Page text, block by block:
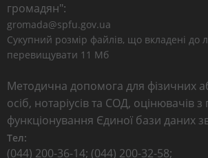
громадян":
gromada@spfu.gov.ua
Сукупний розмір файлів, що вкладені до
перевищувати 11 Мб
Методична допомога для фізичних
осіб, нотаріусів та СОД, оцінювачів
функціонування Єдиної бази даних
Тел:
(044) 200-36-14; (044) 200-32-58;